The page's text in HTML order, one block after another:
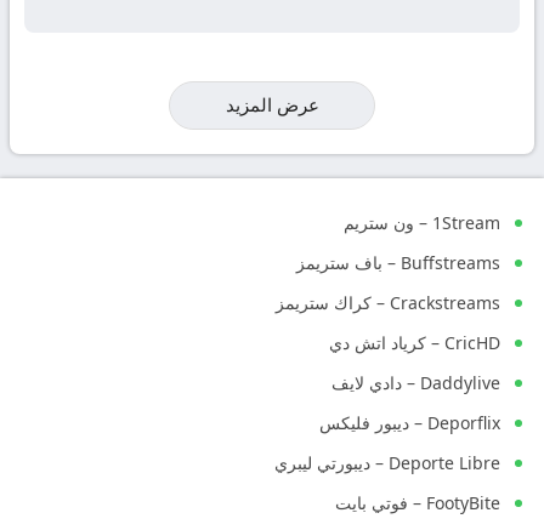
عرض المزيد
1Stream – ون ستريم
Buffstreams – باف ستريمز
Crackstreams – كراك ستريمز
CricHD – كرياد اتش دي
Daddylive – دادي لايف
Deporflix – ديبور فليكس
Deporte Libre – ديبورتي ليبري
FootyBite – فوتي بايت